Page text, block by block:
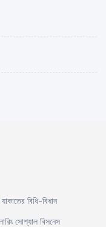
বিধি-বিধান
সোশ্যাল বিসনেস